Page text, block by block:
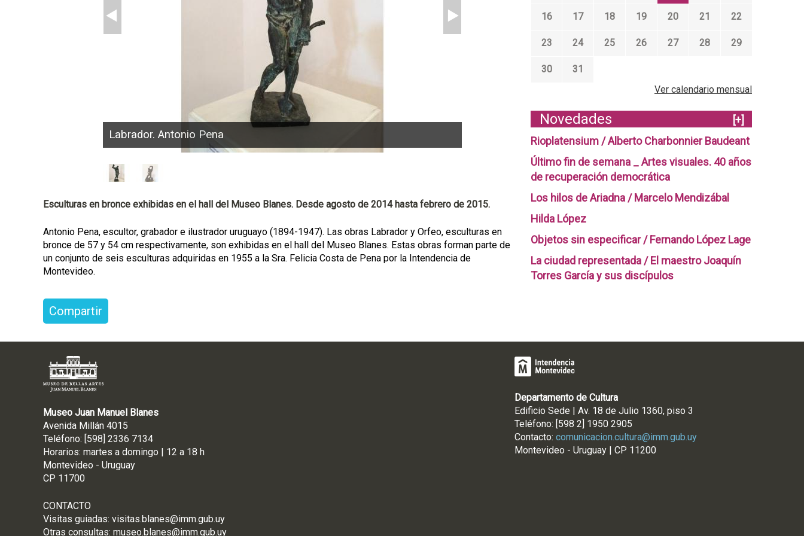
Labrador. Antonio Pena
Esculturas en bronce exhibidas en el hall del Museo Blanes. Desde agosto de 2014 hasta febrero de 2015.
Antonio Pena, escultor, grabador e ilustrador uruguayo (1894-1947). Las obras Labrador y Orfeo, esculturas en
bronce de 57 y 54 cm respectivamente, son exhibidas en el hall del Museo Blanes. Estas obras forman parte de
un conjunto de seis esculturas adquiridas en 1955 a la Sra. Felicia Costa de Pena por la Intendencia de
Montevideo.
Compartir
16 17 18 19 20 21 22
23 24 25 26 27 28 29
30
31
Ver calendario mensual
Novedades
[+]
Rioplatensium / Alberto Charbonnier Baudeant
Último fin de semana _ Artes visuales. 40 años
de recuperación democrática
Los hilos de Ariadna / Marcelo Mendizábal
Hilda López
Objetos sin especificar / Fernando López Lage
La ciudad representada / El maestro Joaquín
Torres García y sus discípulos
Museo Juan Manuel Blanes
Avenida Millán 4015
Teléfono: [598] 2336 7134
Horarios: martes a domingo | 12 a 18 h
Montevideo - Uruguay
CP 11700
CONTACTO
Visitas guiadas: visitas.blanes@imm.gub.uy
Otras consultas: museo.blanes@imm.gub.uy
Departamento de Cultura
Edificio Sede | Av. 18 de Julio 1360, piso 3
Teléfono: [598 2] 1950 2905
Contacto: comunicacion.cultura@imm.gub.uy
Montevideo - Uruguay | CP 11200